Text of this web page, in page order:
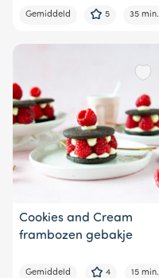
Gemiddeld 5 35 min.
Cookies and Cream
frambozen gebakje
Gemiddeld 4 15 min.